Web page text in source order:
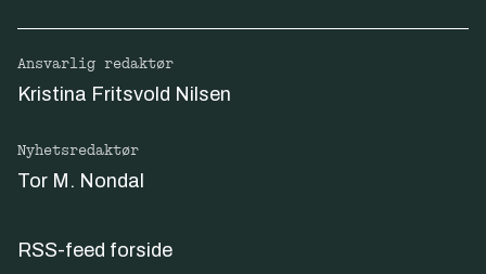
Ansvarlig redaktør
Kristina Fritsvold Nilsen
Nyhetsredaktør
Tor M. Nondal
RSS-feed forside